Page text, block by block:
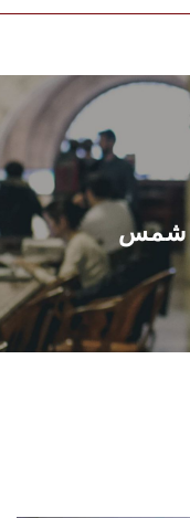
الرئيسيـة
عن الجامعة
القطاعـات
الشئون الأكاديمية
البحث العلمي
شمس